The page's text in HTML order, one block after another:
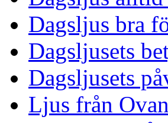
Dagsljus bra
Dagsljusets
Dagsljusets
Ljus från Ovan